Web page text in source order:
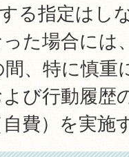
する指定はし
た場合には
、特に慎重
び行動履歴
費）を実施